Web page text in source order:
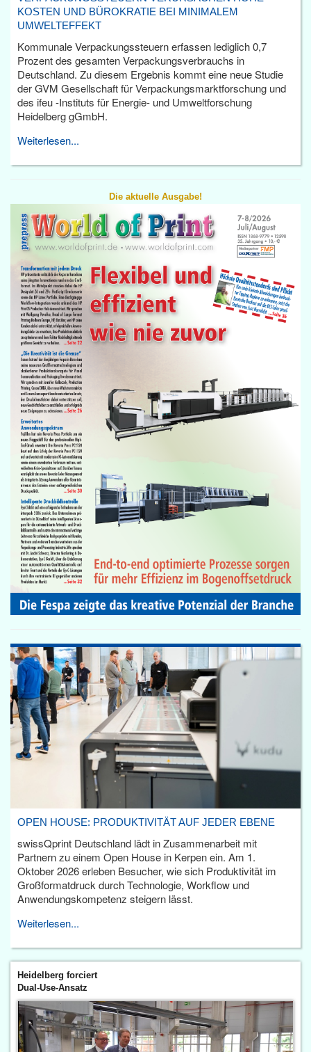
KOSTEN UND BÜROKRATIE BEI MINIMALEM
UMWELTEFFEKT
Kommunale Verpackungssteuern erfassen lediglich 0,7
Prozent des gesamten Verpackungsverbrauchs in
Deutschland. Zu diesem Ergebnis kommt eine neue Studie
der GVM Gesellschaft für Verpackungsmarktforschung und
des ifeu -Instituts für Energie- und Umweltforschung
Heidelberg gGmbH.
Weiterlesen...
Die aktuelle Ausgabe!
OPEN HOUSE: PRODUKTIVITÄT AUF JEDER EBENE
swissQprint Deutschland lädt in Zusammenarbeit mit
Partnern zu einem Open House in Kerpen ein. Am 1.
Oktober 2026 erleben Besucher, wie sich Produktivität im
Großformatdruck durch Technologie, Workflow und
Anwendungskompetenz steigern lässt.
Weiterlesen...
Heidelberg forciert
Dual-Use-Ansatz